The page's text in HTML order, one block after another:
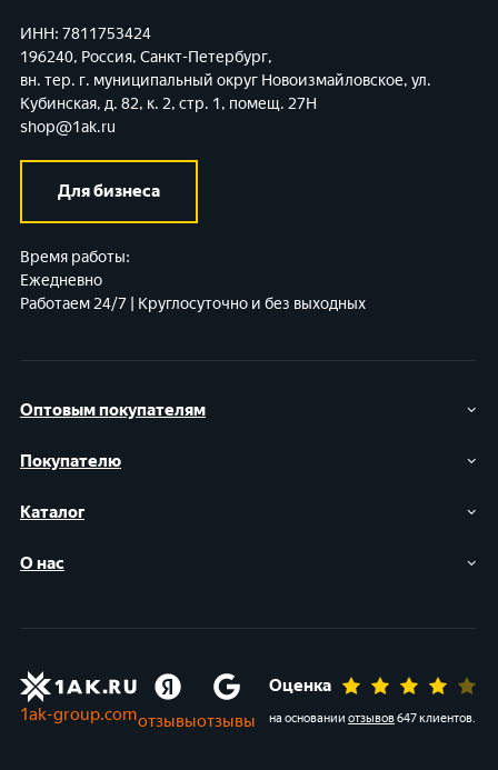
Оптовым покупателям
Покупателю
Каталог
О нас
ИНН: 7811753424
196240, Россия, Санкт-Петербург,
вн. тер. г. муниципальный округ Новоизмайловское, ул.
Кубинская, д. 82, к. 2, стр. 1, помещ. 27Н
shop@1ak.ru
Для бизнеса
Время работы:
Ежедневно
Работаем 24/7 | Круглосуточно и без выходных
1ak-group.comотзывыотзывы
Оценка
на основании отзывов647 клиентов.